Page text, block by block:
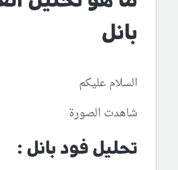
بانل
السلام عليكم
شاهدت الصورة
تحليل فود بانل :